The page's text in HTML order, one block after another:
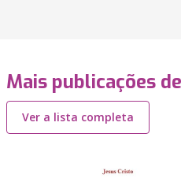
Mais publicações
Ver a lista completa